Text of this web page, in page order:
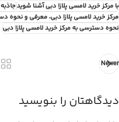
با مرکز خرید لامسی پلازا دبی آشنا شوید
مرکز خرید لامسی پلازا دبی، معرفی و نحوه
نحوه دسترسی به مرکز خرید لامسی پلازا دبی
Newer
دیدگاهتان را بنویسید